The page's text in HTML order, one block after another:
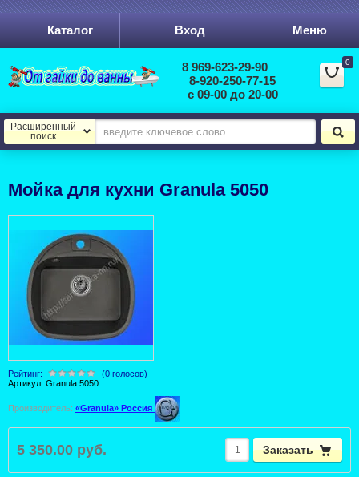
Каталог Вход Меню
8 969-623-29-90
8-920-250-77-15
с 09-00 до 20-00
Расширенный
поиск
0
Мойка для кухни Granula 5050
Рейтинг:
(0 голосов)
Артикул: Granula 5050
Производитель: «Granula» Россия
5 350.00 руб. Заказать